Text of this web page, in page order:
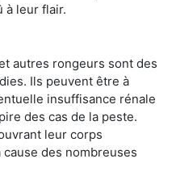
à leur flair.
autres rongeurs sont des
Ils peuvent être à
insuffisance rénale
des cas de la peste.
leur corps
des nombreuses